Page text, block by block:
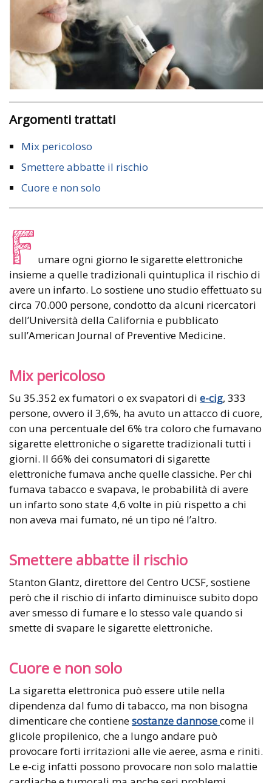
Argomenti trattati
Mix pericoloso
Smettere abbatte il rischio
Cuore e non solo
F umare ogni giorno le sigarette elettroniche
insieme a quelle tradizionali quintuplica il rischio di
avere un infarto. Lo sostiene uno studio effettuato su
circa 70.000 persone, condotto da alcuni ricercatori
dell’Università della California e pubblicato
sull’American Journal of Preventive Medicine.
Mix pericoloso
Su 35.352 ex fumatori o ex svapatori di e-cig, 333
persone, ovvero il 3,6%, ha avuto un attacco di cuore,
con una percentuale del 6% tra coloro che fumavano
sigarette elettroniche o sigarette tradizionali tutti i
giorni. Il 66% dei consumatori di sigarette
elettroniche fumava anche quelle classiche. Per chi
fumava tabacco e svapava, le probabilità di avere
un infarto sono state 4,6 volte in più rispetto a chi
non aveva mai fumato, né un tipo né l’altro.
Smettere abbatte il rischio
Stanton Glantz, direttore del Centro UCSF, sostiene
però che il rischio di infarto diminuisce subito dopo
aver smesso di fumare e lo stesso vale quando si
smette di svapare le sigarette elettroniche.
Cuore e non solo
La sigaretta elettronica può essere utile nella
dipendenza dal fumo di tabacco, ma non bisogna
dimenticare che contienesostanze dannosecome il
glicole propilenico, che a lungo andare può
provocare forti irritazioni alle vie aeree, asma e riniti.
Le e-cig infatti possono provocare non solo malattie